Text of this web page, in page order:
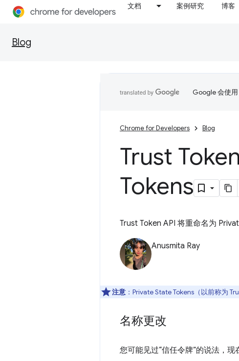
文档 案例研究 博客
Blog
Google 会使用
Chrome for Developers Blog
Trust
Tokens
Trust Token API 将重命名为
Anusmita Ray
注意 ：Private State Tokens（以前称为
名称更改
您可能见过“信任令牌”的说法，现